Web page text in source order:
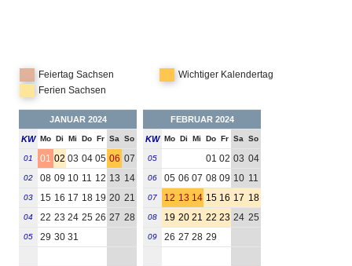
Feiertag Sachsen
Wichtiger Kalendertag
Ferien Sachsen
JANUAR 2024
KW Mo Di Mi Do Fr Sa So
01 01 02 03 04 05 06 07
02 08 09 10 11 12 13 14
03 15 16 17 18 19 20 21
04 22 23 24 25 26 27 28
05 29 30 31
FEBRUAR 2024
KW Mo Di Mi Do Fr Sa So
05 01 02 03 04
06 05 06 07 08 09 10 11
07 12 13 14 15 16 17 18
08 19 20 21 22 23 24 25
09 26 27 28 29